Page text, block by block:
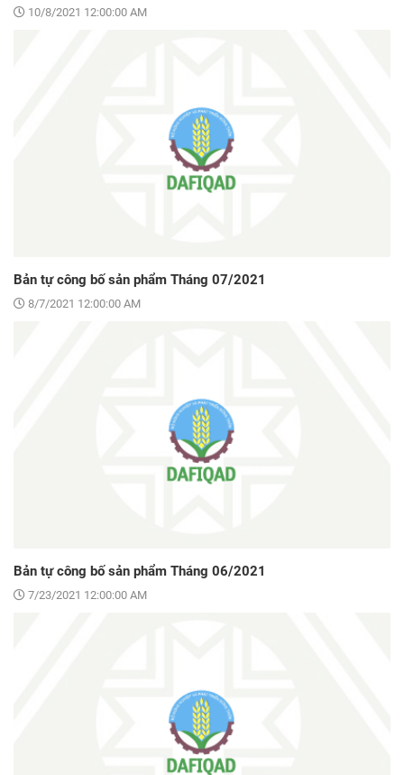
10/8/2021 12:00:00 AM
Bản tự công bố sản phẩm Tháng 07/2021
8/7/2021 12:00:00 AM
Bản tự công bố sản phẩm Tháng 06/2021
7/23/2021 12:00:00 AM